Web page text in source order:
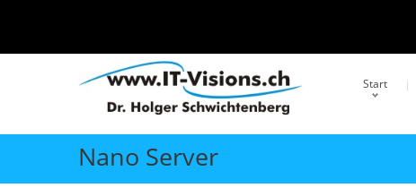
Start
Nano Server